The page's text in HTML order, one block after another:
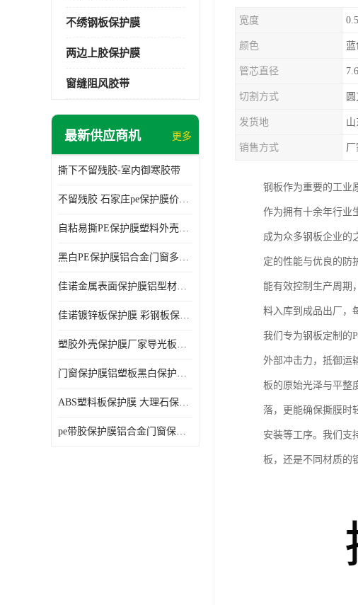
不绣钢板保护膜
两边上胶保护膜
窗缝阻风胶带
最新供应商机 更多
撕下不留残胶-室内御寒胶带
不留残胶 石家庄pe保护膜价格 塑料薄膜
自粘易撕PE保护膜塑料外壳导光板亚克力板膜操作方便
黑白PE保护膜铝合金门窗多种颜色支持定制生产
佳诺金属表面保护膜铝型材保护膜不留残胶铝合金窗框保护胶带
佳诺镀锌板保护膜 彩钢板保护pe保护膜
塑胶外壳保护膜厂家导光板保护膜 铝单板保护膜胶带易撕不留胶
门窗保护膜铝塑板黑白保护膜外墙保温板保护膜
ABS塑料板保护膜 大理石保护膜 缠鱼竿保护膜
pe带胶保护膜铝合金门窗保护不锈钢板保护膜大理石建筑材料保护
宽度
颜色 蓝
管芯直径
切割方式
发货地 山
销售方式 厂
钢板作为重要的工业
作为拥有十余年行业
成为众多钢板企业的
定的性能与优良的防
能有效控制生产周期
料入库到成品出厂，
我们专为钢板定制的
外部冲击力，抵御运
板的原始光泽与平整
落，更能确保撕膜时
安装等工序。我们支
板，还是不同材质的